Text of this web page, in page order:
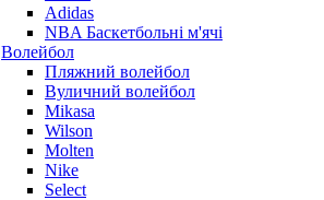
Adidas
NBA Баскетбольні м'ячі
Волейбол
Пляжний волейбол
Вуличний волейбол
Mikasa
Wilson
Molten
Nike
Select